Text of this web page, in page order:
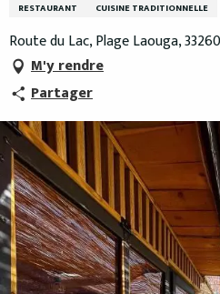
RESTAURANT CUISINE TRADITIONNELLE
Route du Lac, Plage Laouga,
M'y rendre
Partager